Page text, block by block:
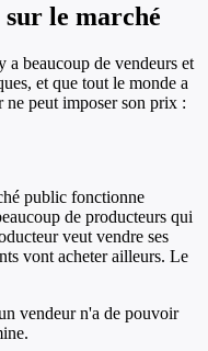
le marché
beaucoup de vendeurs et
et que tout le monde a
peut imposer son prix :
public fonctionne
de producteurs qui
veut vendre ses
vont acheter ailleurs. Le
vendeur n'a de pouvoir